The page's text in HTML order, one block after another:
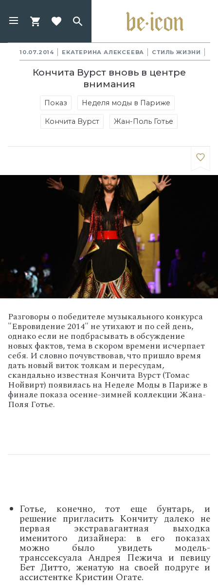
10.07.2014 ЕКАТЕРИНА АЛЕКСЕЕВА СТИЛЬ ЖИЗНИ
Кончита Вурст вновь в центре
внимания
Показ Неделя моды в Париже
Кончита Вурст Жан-Поль Готье
Разговоры о победителе музыкального конкурса
"Евровидение 2014" не утихают и по сей день,
однако если не подбрасывать в обсуждение
новых фактов, тема в скором времени исчерпает
себя. И словно почувствовав, что пришло время
дать новый виток толкам и пересудам,
скандально известная Кончита Вурст (Томас
Нойвирт) появилась на Неделе Моды в Париже в
финале показа осенне-зимней коллекции Жана-
Поля Готье.
Готье, конечно, тот еще бунтарь, и
решение пригласить Кончиту далеко не
первая экстравагантная выходка
именитого дизайнера: в его показах
можно было увидеть модель-
транссексуала Андрея Пежича и певицу
Бет Дитто, женатую на своей подруге и
ассистентке Кристин Огате.